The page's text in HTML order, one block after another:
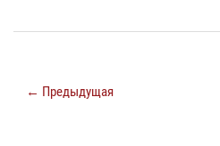
← Предыдущая